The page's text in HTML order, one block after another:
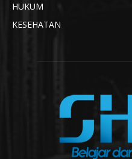
HUKUM
KESEHATAN